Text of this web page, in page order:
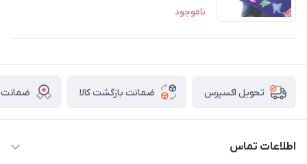
ناموجود
تحویل اکسپرس ضمانت بازگشت کالا ضمانت
اطلاعات تماس